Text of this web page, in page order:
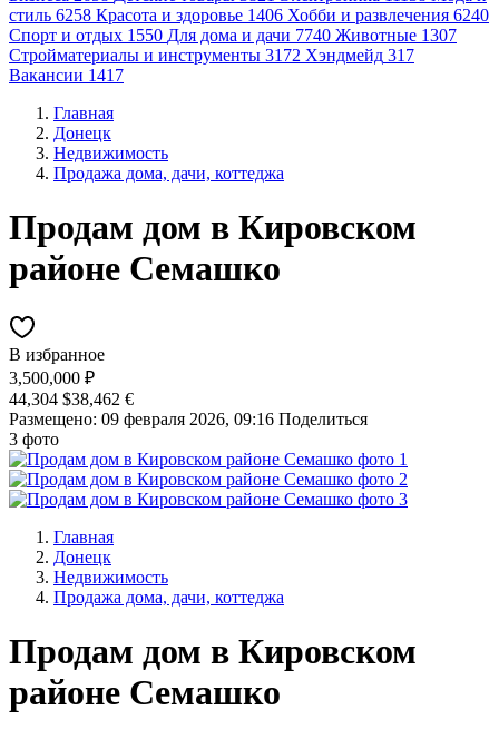
стиль 6258 Красота и здоровье 1406 Хобби и развлечения 6240
Спорт и отдых 1550 Для дома и дачи 7740 Животные 1307
Стройматериалы и инструменты 3172 Хэндмейд 317
Вакансии 1417
Главная
Донецк
Недвижимость
Продажа дома, дачи, коттеджа
Продам дом в Кировском
районе Семашко
В избранное
3,500,000 ₽
44,304 $38,462 €
Размещено: 09 февраля 2026, 09:16 Поделиться
3 фото
Главная
Донецк
Недвижимость
Продажа дома, дачи, коттеджа
Продам дом в Кировском
районе Семашко